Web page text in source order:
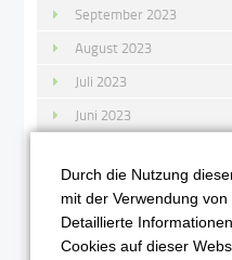
September 2023
August 2023
Juli 2023
Juni 2023
April 2023
März 2023
Februar 2023
Durch die Nutzung
mit der Verwendung
Detaillierte
Cookies auf dieser